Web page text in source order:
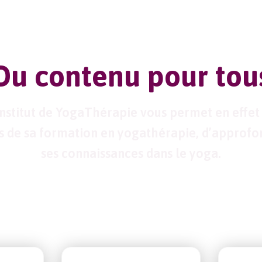
contenu pour